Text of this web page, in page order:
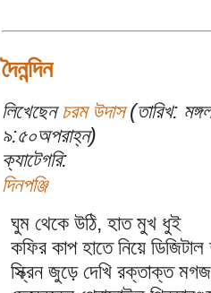
দৈনন্দিন
লিখেছেন চরম উদাস(তারিখ:
৯:৫০অপরাহ্ন)
ক্যাটেগরি:
দিনপঞ্জি
ঘুম থেকে উঠি, হাত মুখ ধুই
কফির কাপ হাতে নিয়ে
স্ক্রিন জুড়ে দেখি রক্তাক্ত মগজ